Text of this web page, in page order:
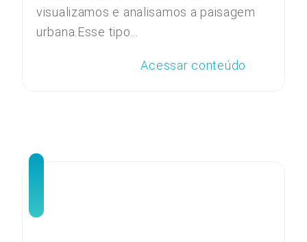
visualizamos e analisamos a paisagem
urbana.Esse tipo...
Acessar conteúdo